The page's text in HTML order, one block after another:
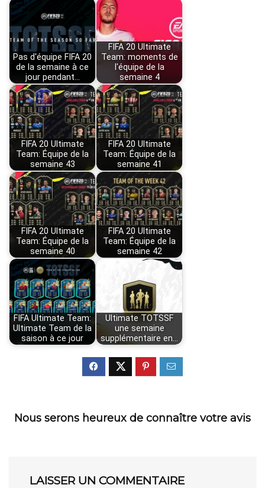
Pas d'équipe FIFA 20
de la semaine à ce
jour pendant…
FIFA 20 Ultimate
Team: moments de
l'équipe de la
semaine 4
FIFA 20 Ultimate
Team: Équipe de la
semaine 43
FIFA 20 Ultimate
Team: Équipe de la
semaine 41
FIFA 20 Ultimate
Team: Équipe de la
semaine 40
FIFA 20 Ultimate
Team: Équipe de la
semaine 42
FIFA Ultimate Team:
Ultimate Team de la
saison à ce jour
Ultimate TOTSSF
une semaine
supplémentaire en…
Nous serons heureux de connaître votre avis
LAISSER UN COMMENTAIRE